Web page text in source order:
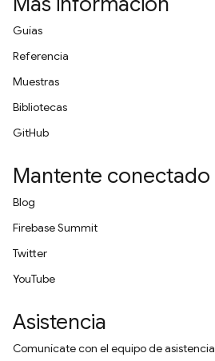
Guías
Referencia
Muestras
Bibliotecas
GitHub
Mantente conectado
Blog
Firebase Summit
Twitter
YouTube
Asistencia
Comunícate con el equipo de asistencia